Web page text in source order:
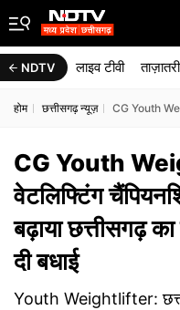
NDTV लाइव टीवी
होम छत्तीसगढ़ न्यूज़ CG Youth
CG Youth
वेटलिफ्टिंग
बढ़ाया छत्तीसगढ़
दी बधाई
Youth Weightlifter: